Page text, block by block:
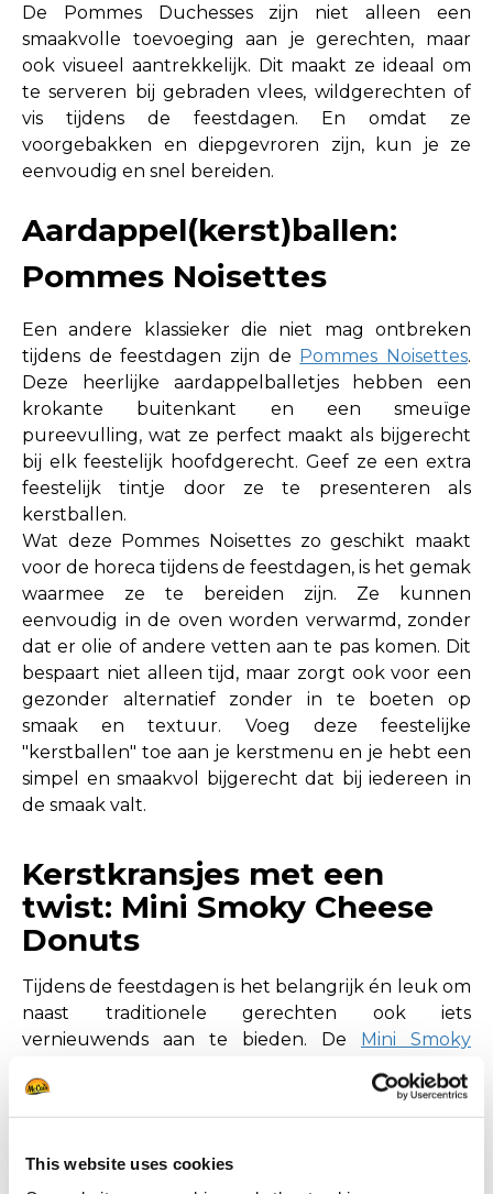
This website uses cookies
De Pommes Duchesses zijn niet alleen een
smaakvolle toevoeging aan je gerechten, maar
ook visueel aantrekkelijk. Dit maakt ze ideaal om
te serveren bij gebraden vlees, wildgerechten of
vis tijdens de feestdagen. En omdat ze
voorgebakken en diepgevroren zijn, kun je ze
eenvoudig en snel bereiden.
Aardappel(kerst)ballen:
Pommes Noisettes
Een andere klassieker die niet mag ontbreken
tijdens de feestdagen zijn de Pommes Noisettes.
Deze heerlijke aardappelballetjes hebben een
krokante buitenkant en een smeuïge
pureevulling, wat ze perfect maakt als bijgerecht
bij elk feestelijk hoofdgerecht. Geef ze een extra
feestelijk tintje door ze te presenteren als
kerstballen.
Wat deze Pommes Noisettes zo geschikt maakt
voor de horeca tijdens de feestdagen, is het gemak
waarmee ze te bereiden zijn. Ze kunnen
eenvoudig in de oven worden verwarmd, zonder
dat er olie of andere vetten aan te pas komen. Dit
bespaart niet alleen tijd, maar zorgt ook voor een
gezonder alternatief zonder in te boeten op
smaak en textuur. Voeg deze feestelijke
"kerstballen" toe aan je kerstmenu en je hebt een
simpel en smaakvol bijgerecht dat bij iedereen in
de smaak valt.
Kerstkransjes met een
twist: Mini Smoky Cheese
Donuts
Tijdens de feestdagen is het belangrijk én leuk om
naast traditionele gerechten ook iets
vernieuwends aan te bieden. De Mini Smoky
een creatief en verrassend kerstmenu. Deze kleine
donuts, gevuld met smeuïge mozzarella kaas en
een subtiele rooksmaak die zorgt voor een unieke